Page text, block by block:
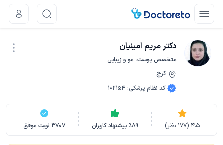
دکتر مریم امینیان
متخصص پوست، مو و زیبایی
کرج
کد نظام پزشکی:
102154
4.5
(
177 نظر) ٪89 پیشنهاد کاربران 3707 نوبت موفق